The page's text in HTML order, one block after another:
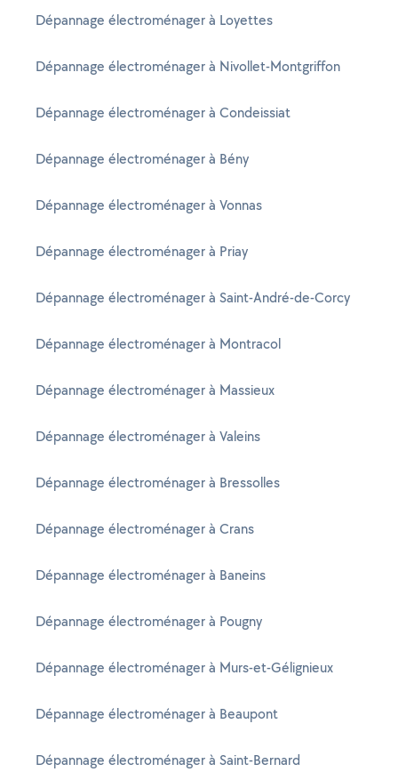
Dépannage électroménager à Loyettes
Dépannage électroménager à Nivollet-Montgriffon
Dépannage électroménager à Condeissiat
Dépannage électroménager à Bény
Dépannage électroménager à Vonnas
Dépannage électroménager à Priay
Dépannage électroménager à Saint-André-de-Corcy
Dépannage électroménager à Montracol
Dépannage électroménager à Massieux
Dépannage électroménager à Valeins
Dépannage électroménager à Bressolles
Dépannage électroménager à Crans
Dépannage électroménager à Baneins
Dépannage électroménager à Pougny
Dépannage électroménager à Murs-et-Gélignieux
Dépannage électroménager à Beaupont
Dépannage électroménager à Saint-Bernard